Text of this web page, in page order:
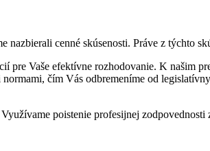
cenné skúsenosti. Práve z týchto
pre Vaše efektívne rozhodovanie. K našim
čím Vás odbremeníme od
poistenie profesijnej